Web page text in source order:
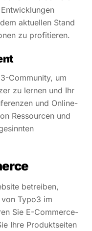
aktuellen Stand
zu profitieren.
Community, um
zu lernen und Ihr
und Online-
Ressourcen und
betreiben,
Typo3 im
Sie E-Commerce-
Ihre Produktseiten